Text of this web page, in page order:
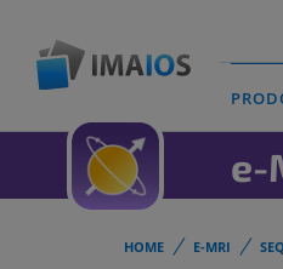
e-
HOME E-MRI